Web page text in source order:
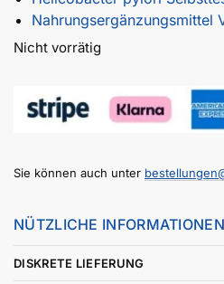
Nahrungsergänzungsmittel
Nicht vorrätig
Sie können auch unter
NÜTZLICHE INFORMATIONEN
DISKRETE LIEFERUNG